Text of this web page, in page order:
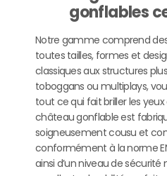
gonflables
Notre gamme comprend
toutes tailles, formes et
classiques aux structures
toboggans ou multiplays,
tout ce qui fait briller les
château gonflable est
soigneusement cousu et
conformément à la norme
ainsi d’un niveau de sécurité